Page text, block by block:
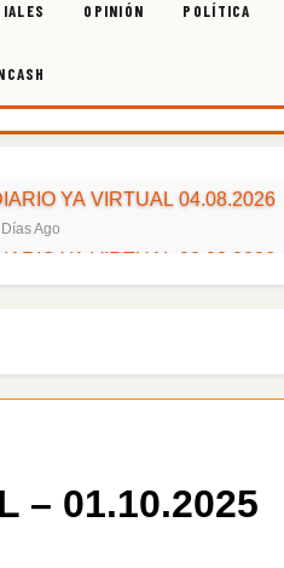
OPINIÓN POLÍTICA
YA VIRTUAL 04.08.2026
Ago
YA VIRTUAL 02.08.2026
Ago
YA VIRTUAL 28.07.2026
– 01.10.2025